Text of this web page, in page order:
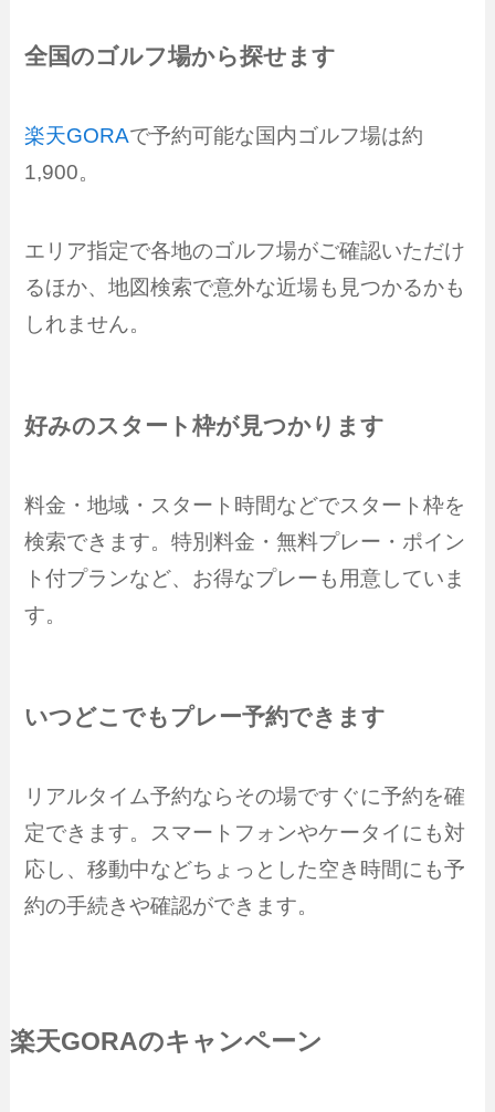
全国のゴルフ場から探せます
楽天GORAで予約可能な国内ゴルフ場は約
1,900。
エリア指定で各地のゴルフ場がご確認いただけ
るほか、地図検索で意外な近場も見つかるかも
しれません。
好みのスタート枠が見つかります
料金・地域・スタート時間などでスタート枠を
検索できます。特別料金・無料プレー・ポイン
ト付プランなど、お得なプレーも用意していま
す。
いつどこでもプレー予約できます
リアルタイム予約ならその場ですぐに予約を確
定できます。スマートフォンやケータイにも対
応し、移動中などちょっとした空き時間にも予
約の手続きや確認ができます。
楽天GORAのキャンペーン